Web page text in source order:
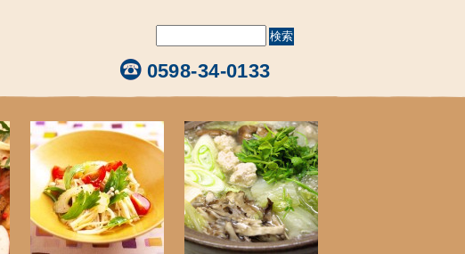
0598-34-0133